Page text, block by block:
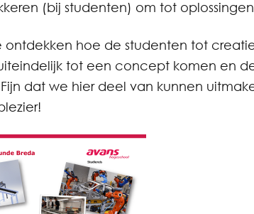
(bij studenten) om tot
ontdekken hoe de studenten tot
tot een concept komen en
dat we hier deel van kunnen